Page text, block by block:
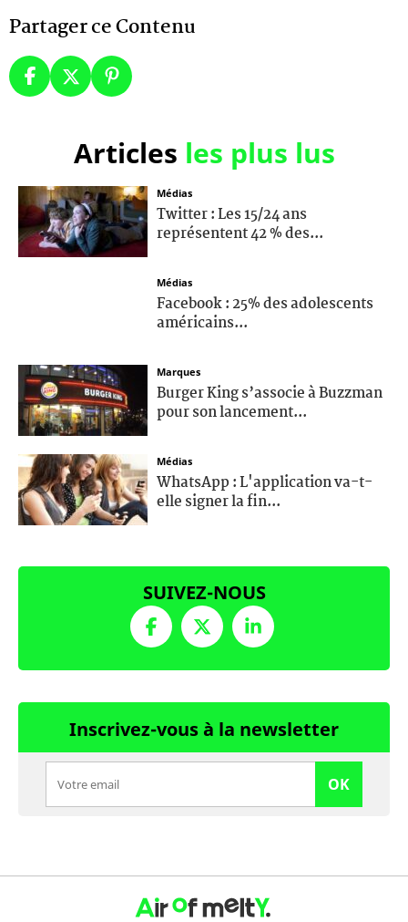
Partager ce Contenu
Articles les plus lus
Médias
Twitter : Les 15/24 ans
représentent 42 % des...
Médias
Facebook : 25% des adolescents
américains...
Marques
Burger King s’associe à Buzzman
pour son lancement...
Médias
WhatsApp : L'application va-t-
elle signer la fin...
SUIVEZ-NOUS
Inscrivez-vous à la newsletter
OK